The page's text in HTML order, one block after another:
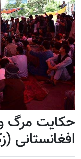
حکایت مرگ
افغانستانی